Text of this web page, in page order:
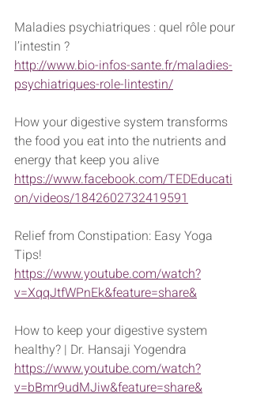
Maladies psychiatriques : quel rôle pour
l’intestin ?
http://www.bio-infos-sante.fr/maladies-
psychiatriques-role-lintestin/
How your digestive system transforms
the food you eat into the nutrients and
energy that keep you alive
https://www.facebook.com/TEDEducati
on/videos/1842602732419591
Relief from Constipation: Easy Yoga
Tips!
https://www.youtube.com/watch?
v=XqqJtfWPnEk&feature=share&
How to keep your digestive system
healthy? | Dr. Hansaji Yogendra
https://www.youtube.com/watch?
v=bBmr9udMJiw&feature=share&